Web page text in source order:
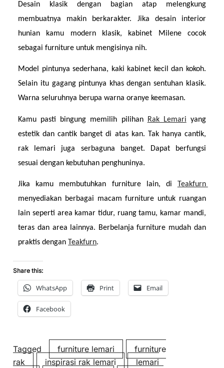
Desain klasik dengan bagian atap melengkung
membuatnya makin berkarakter. Jika desain interior
hunian kamu modern klasik, kabinet Milene cocok
sebagai furniture untuk mengisinya nih.
Model pintunya sederhana, kaki kabinet kecil dan kokoh.
Selain itu gagang pintunya khas dengan sentuhan klasik.
Warna seluruhnya berupa warna oranye keemasan.
Kamu pasti bingung memilih pilihan Rak Lemari yang
estetik dan cantik banget di atas kan. Tak hanya cantik,
rak lemari juga serbaguna banget. Dapat berfungsi
sesuai dengan kebutuhan penghuninya.
Jika kamu membutuhkan furniture lain, di
Teakfurn
menyediakan berbagai macam furniture untuk ruangan
lain seperti area kamar tidur, ruang tamu, kamar mandi,
teras dan area lainnya. Berbelanja furniture mudah dan
praktis dengan Teakfurn.
Share this:
WhatsApp Print Email
Facebook
Tagged furniture lemari
furniture
rak
inspirasi rak lemari
lemari